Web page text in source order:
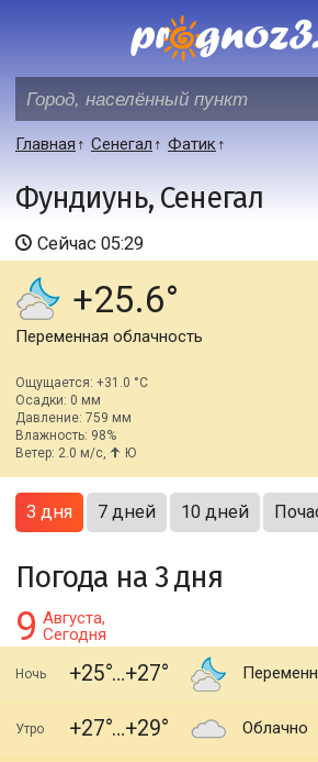
Главная Сенегал Фатик
Фундиунь, Сенегал
Сейчас 05:29
+25.6
Переменная облачность
Ощущается: +31.0 °C
Осадки: 0 мм
Давление: 759 мм
Влажность: 98%
Ветер: 2.0 м/с,
Ю
3 дня 7 дней 10 дней
Погода на 3 дня
9 Августа,
Сегодня
Ночь +25 +27
Утро +27 +29 Облачно